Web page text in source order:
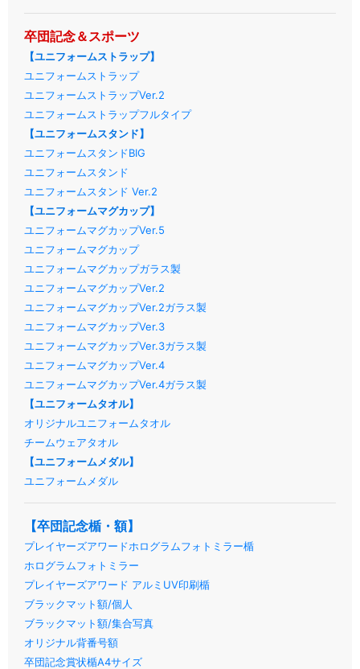
卒団記念＆スポーツ
【ユニフォームストラップ】
ユニフォームストラップ
ユニフォームストラップVer.2
ユニフォームストラップフルタイプ
【ユニフォームスタンド】
ユニフォームスタンドBIG
ユニフォームスタンド
ユニフォームスタンド Ver.2
【ユニフォームマグカップ】
ユニフォームマグカップVer.5
ユニフォームマグカップ
ユニフォームマグカップガラス製
ユニフォームマグカップVer.2
ユニフォームマグカップVer.2ガラス製
ユニフォームマグカップVer.3
ユニフォームマグカップVer.3ガラス製
ユニフォームマグカップVer.4
ユニフォームマグカップVer.4ガラス製
【ユニフォームタオル】
オリジナルユニフォームタオル
チームウェアタオル
【ユニフォームメダル】
ユニフォームメダル
【卒団記念楯・額】
プレイヤーズアワードホログラムフォトミラー楯
ホログラムフォトミラー
プレイヤーズアワード アルミUV印刷楯
ブラックマット額/個人
ブラックマット額/集合写真
オリジナル背番号額
卒団記念賞状楯A4サイズ